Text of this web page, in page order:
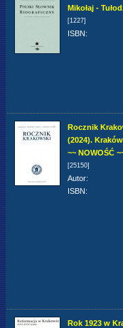
Mikołaj -
[1227]
ISBN:
Rocznik
(2024).
~~ NOWOŚĆ
[25150]
Autor:
ISBN:
Rok 1923 w